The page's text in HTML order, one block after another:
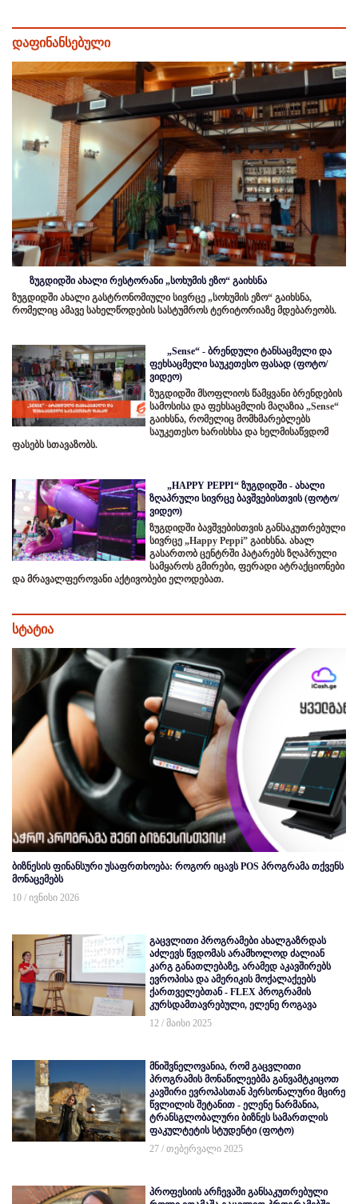
დაფინანსებული
ზუგდიდში ახალი რესტორანი „სოხუმის ეზო“ გაიხსნა
ზუგდიდში ახალი გასტრონომიული სივრცე „სოხუმის ეზო“ გაიხსნა,
რომელიც ამავე სახელწოდების სასტუმროს ტერიტორიაზე მდებარეობს.
„Sense“ - ბრენდული ტანსაცმელი და
ფეხსაცმელი საუკეთესო ფასად (ფოტო/
ვიდეო)
ზუგდიდში მსოფლიოს წამყვანი ბრენდების
სამოსისა და ფეხსაცმლის მაღაზია „Sense“
გაიხსნა, რომელიც მომხმარებლებს
საუკეთესო ხარისხსა და ხელმისაწვდომ
ფასებს სთავაზობს.
„HAPPY PEPPI“ ზუგდიდში - ახალი
ზღაპრული სივრცე ბავშვებისთვის (ფოტო/
ვიდეო)
ზუგდიდში ბავშვებისთვის განსაკუთრებული
სივრცე „Happy Peppi” გაიხსნა. ახალ
გასართობ ცენტრში პატარებს ზღაპრული
სამყაროს გმირები, ფერადი ატრაქციონები
და მრავალფეროვანი აქტივობები ელოდებათ.
სტატია
ბიზნესის ფინანსური უსაფრთხოება: როგორ იცავს POS პროგრამა თქვენს
მონაცემებს
10 / ივნისი 2026
გაცვლითი პროგრამები ახალგაზრდას
აძლევს წვდომას არამხოლოდ ძალიან
კარგ განათლებაზე, არამედ აკავშირებს
ევროპისა და ამერიკის მოქალაქეებს
ქართველებთან - FLEX პროგრამის
კურსდამთავრებული, ელენე როგავა
12 / მაისი 2025
მნიშვნელოვანია, რომ გაცვლითი
პროგრამის მონაწილეებმა განვამტკიცოთ
კავშირი ევროპასთან პერსონალური მცირე
წვლილის შეტანით - ელენე ნარმანია,
ტრანსგლობალური ბიზნეს სამართლის
ფაკულტეტის სტუდენტი (ფოტო)
27 / თებერვალი 2025
პროფესიის არჩევაში განსაკუთრებული